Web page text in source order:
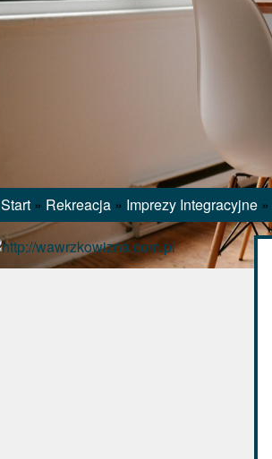
Start » Rekreacja » Imprezy Integracyjne »